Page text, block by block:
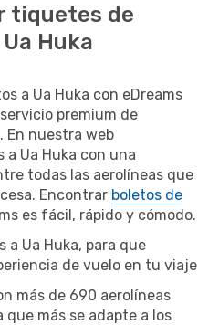
tiquetes de
Huka
a Ua Huka con eDreams
premium de
En nuestra web
Ua Huka con una
todas las aerolíneas que
Encontrar boletos de
es fácil, rápido y cómodo.
a Ua Huka, para que
de vuelo en tu viaje
más de 690 aerolíneas
que más se adapte a los